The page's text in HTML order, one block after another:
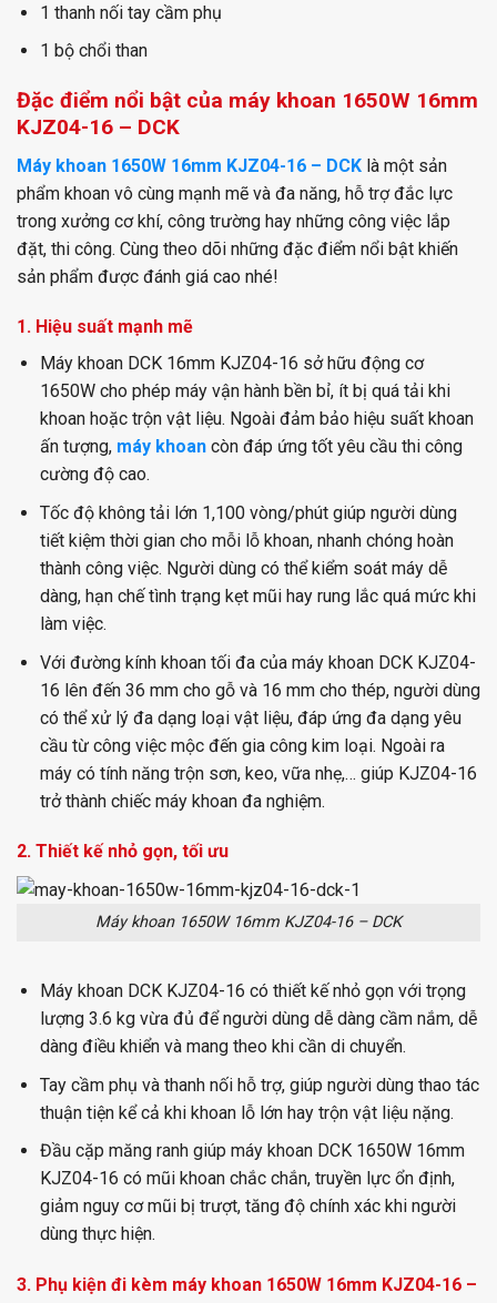
1 thanh nối tay cầm phụ
1 bộ chổi than
Đặc điểm nổi bật của máy khoan 1650W 16mm
KJZ04-16 – DCK
Máy khoan 1650W 16mm KJZ04-16 – DCK là một sản
phẩm khoan vô cùng mạnh mẽ và đa năng, hỗ trợ đắc lực
trong xưởng cơ khí, công trường hay những công việc lắp
đặt, thi công. Cùng theo dõi những đặc điểm nổi bật khiến
sản phẩm được đánh giá cao nhé!
1. Hiệu suất mạnh mẽ
Máy khoan DCK 16mm KJZ04-16 sở hữu động cơ
1650W cho phép máy vận hành bền bỉ, ít bị quá tải khi
khoan hoặc trộn vật liệu. Ngoài đảm bảo hiệu suất khoan
ấn tượng, máy khoancòn đáp ứng tốt yêu cầu thi công
cường độ cao.
Tốc độ không tải lớn 1,100 vòng/phút giúp người dùng
tiết kiệm thời gian cho mỗi lỗ khoan, nhanh chóng hoàn
thành công việc. Người dùng có thể kiểm soát máy dễ
dàng, hạn chế tình trạng kẹt mũi hay rung lắc quá mức khi
làm việc.
Với đường kính khoan tối đa của máy khoan DCK KJZ04-
16 lên đến 36 mm cho gỗ và 16 mm cho thép, người dùng
có thể xử lý đa dạng loại vật liệu, đáp ứng đa dạng yêu
cầu từ công việc mộc đến gia công kim loại. Ngoài ra
máy có tính năng trộn sơn, keo, vữa nhẹ,… giúp KJZ04-16
trở thành chiếc máy khoan đa nghiệm.
2. Thiết kế nhỏ gọn, tối ưu
Máy khoan 1650W 16mm KJZ04-16 – DCK
Máy khoan DCK KJZ04-16 có thiết kế nhỏ gọn với trọng
lượng 3.6 kg vừa đủ để người dùng dễ dàng cầm nắm, dễ
dàng điều khiển và mang theo khi cần di chuyển.
Tay cầm phụ và thanh nối hỗ trợ, giúp người dùng thao tác
thuận tiện kể cả khi khoan lỗ lớn hay trộn vật liệu nặng.
Đầu cặp măng ranh giúp máy khoan DCK 1650W 16mm
KJZ04-16 có mũi khoan chắc chắn, truyền lực ổn định,
giảm nguy cơ mũi bị trượt, tăng độ chính xác khi người
dùng thực hiện.
3. Phụ kiện đi kèm máy khoan 1650W 16mm KJZ04-16 –